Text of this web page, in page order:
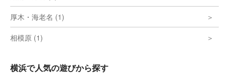
厚木・海老名 (1)
相模原 (1)
横浜で人気の遊びから探す